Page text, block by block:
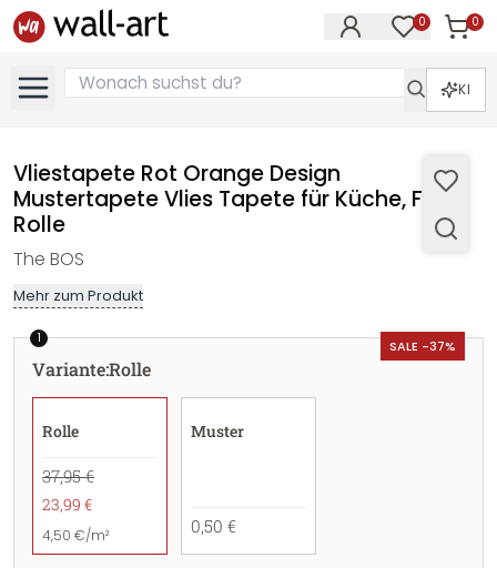
0 0
KI
Vliestapete Rot Orange Design
Mustertapete Vlies Tapete für Küche, Flur -
Rolle
The BOS
Mehr zum Produkt
SALE -37%
1
Variante:Rolle
Rolle
37,95 €
23,99 €
4,50 €/m²
Muster
0,50 €